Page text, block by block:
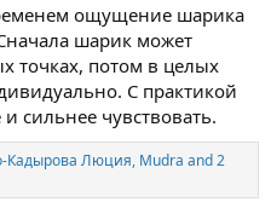
ощущение шарика
шарик может
точках, потом в целых
С практикой
сильнее чувствовать.
Кадырова Люция, Mudra and 2